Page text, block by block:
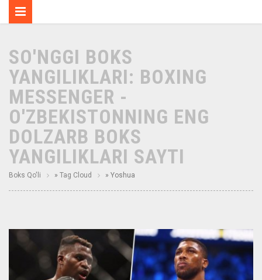
SO'NGGI BOKS
YANGILIKLARI: BOXING
MESSENGER -
O'ZBEKISTONNING ENG
DOLZARB BOKS
YANGILIKLARI SAYTI
Boks Qo'li » Tag Cloud » Yoshua